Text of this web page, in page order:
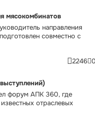
мясокомбинатов
направления
совместно с
2246
форум АПК 360, где
отраслевых